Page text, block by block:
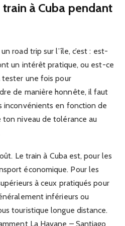
à Cuba pendant
road trip sur l’île, c’est : est-
un intérêt pratique, ou est-ce
une fois pour
de manière honnête, il faut
inconvénients en fonction de
niveau de tolérance au
Le train à Cuba est, pour les
économique. Pour les
à ceux pratiqués pour
inférieurs ou
touristique longue distance.
La Havane – Santiago